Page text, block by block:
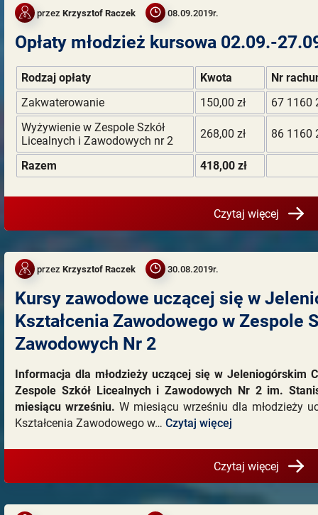
przez Krzysztof Raczek 08.09.2019r.
Opłaty młodzież kursowa 02.09.-
Rodzaj opłaty Kwota
Nr
Zakwaterowanie
150,00 zł
67 1160
Wyżywienie w Zespole Szkół
Licealnych i Zawodowych nr 2
268,00 zł 86 1160
Razem 418,00 zł
Czytaj więcej
przez Krzysztof Raczek 30.08.2019r.
Kursy zawodowe uczącej się w
Kształcenia Zawodowego w Zespole
Zawodowych Nr 2
Informacja dla młodzieży uczącej się w Jeleniogórskim
Zespole Szkół Licealnych i Zawodowych Nr 2 im.
miesiącu wrześniu. W miesiącu wrześniu dla młodzieży
Kształcenia Zawodowego w… Czytaj więcej
Czytaj więcej